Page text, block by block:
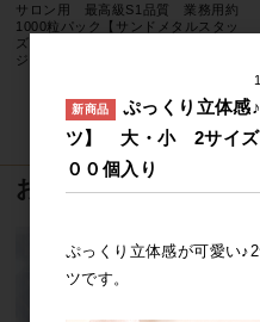
サロン用 最高級S1品質 業務用約
1000粒パック【サンドメタルスタッ
ズ 全31種】 砂地タイプ ネイル
ジェルネイル
11 件
おすすめ商品
1
新商品
ぷっくり立体
ツ】 大・小 2サイズ
００個入り
ぷっくり立体感が可愛い
ツです。